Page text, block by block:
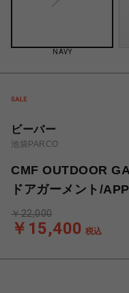
NAVY
ビーバー
池袋PARCO
CMF OUTDOOR
ドアガーメント/
￥15,400 税込
￥22,000